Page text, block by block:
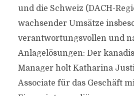
und die Schweiz (DACH-
wachsender Umsätze
verantwortungsvollen und
Anlagelösungen: Der
Manager holt Katharina
Associate für das Geschäft